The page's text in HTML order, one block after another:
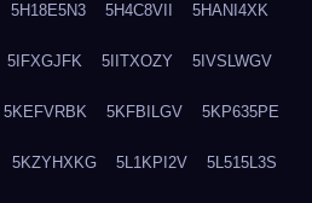
5H18E5N3 5H4C8VII 5HANI4XK
5IFXGJFK 5IITXOZY 5IVSLWGV
5KEFVRBK 5KFBILGV 5KP635PE
5KZYHXKG 5L1KPI2V 5L515L3S